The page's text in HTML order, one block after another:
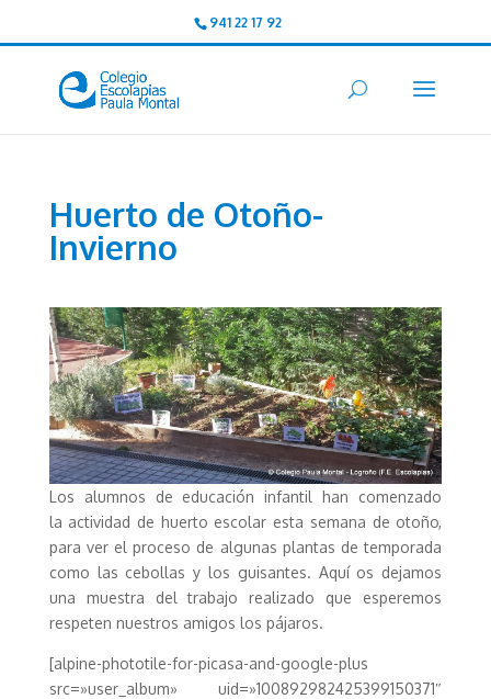
941 22 17 92
Huerto de Otoño-
Invierno
Los alumnos de educación infantil han comenzado
la actividad de huerto escolar esta semana de otoño,
para ver el proceso de algunas plantas de temporada
como las cebollas y los guisantes. Aquí os dejamos
una muestra del trabajo realizado que esperemos
respeten nuestros amigos los pájaros.
[alpine-phototile-for-picasa-and-google-plus
src=»user_album» uid=»100892982425399150371″